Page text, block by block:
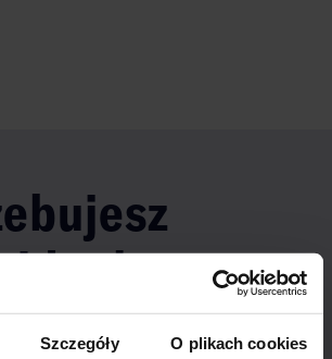
Szczegóły O plikach cookies